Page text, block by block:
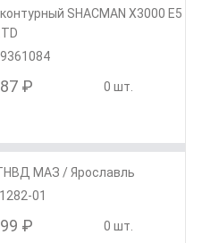
SHACMAN X3000 E5
₽ 0 шт.
МАЗ / Ярославль
01
₽ 0 шт.